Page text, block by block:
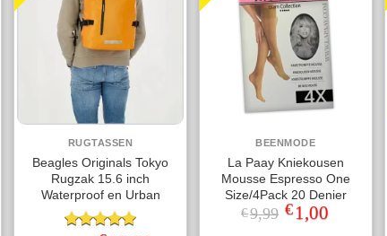
RUGTASSEN
Beagles Originals Tokyo
Rugzak 15.6 inch
Waterproof en Urban
BEENMODE
La Paay Kniekousen
Mousse Espresso One
Size/4Pack 20 Denier
€9,99 Oorspronkelijke
prijs
€ 1,00Huidige
prijs